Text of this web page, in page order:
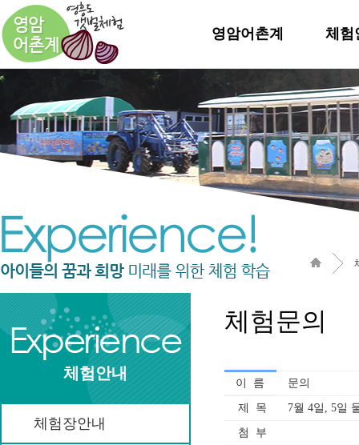
영암어촌계 체험
체험안내
체험장안내
체험문의
이 름 문의
제 목 7월 4일, 5일
첨 부